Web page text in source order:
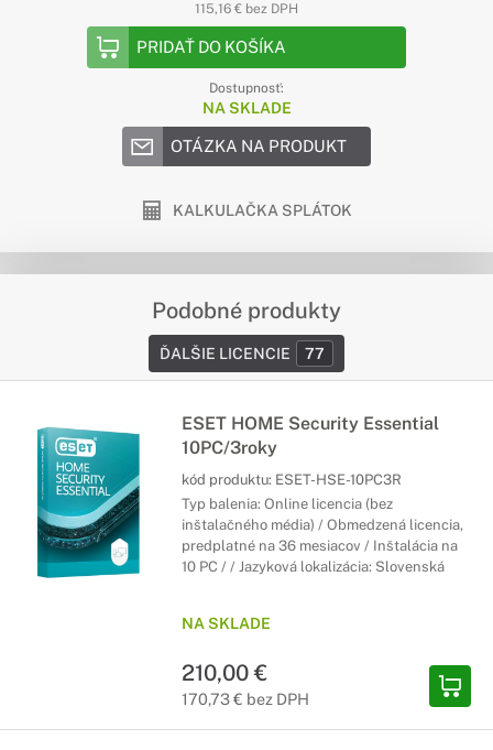
115,16 € bez DPH
PRIDAŤ DO KOŠÍKA
Dostupnosť:
NA SKLADE
OTÁZKA NA PRODUKT
KALKULAČKA SPLÁTOK
Podobné produkty
ĎALŠIE LICENCIE 77
ESET HOME Security Essential
10PC/3roky
kód produktu: ESET-HSE-10PC3R
Typ balenia: Online licencia (bez
inštalačného média) / Obmedzená licencia,
predplatné na 36 mesiacov / Inštalácia na
10 PC / / Jazyková lokalizácia: Slovenská
NA SKLADE
210,00 €
170,73 € bez DPH